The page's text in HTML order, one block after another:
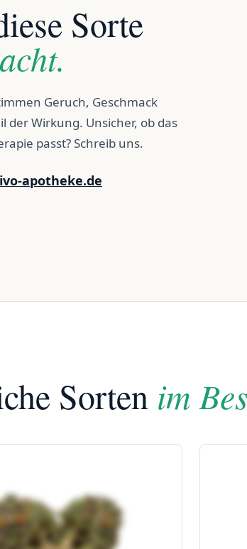
Sorte
Geruch, Geschmack
der Wirkung. Unsicher, ob das
passt? Schreib uns.
apotheke.de
Sorten im